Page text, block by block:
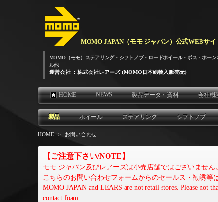
MOMO JAPAN（モモ ジャパン）公式WEBサイ
MOMO（モモ）ステアリング・シフトノブ・ロードホイール・ボス・ホー
ル他
運営会社 ：株式会社レアーズ (MOMO日本総輸入販売元)
HOME NEWS 製品データ・資料 会社概
製品 ホイール ステアリング シフトノブ
HOME > お問い合わせ
【ご注意下さい/NOTE】
モモ ジャパン及びレアーズは小売店舗ではございませ
こちらのお問い合わせフォームからのセールス・勧誘
MOMO JAPAN and LEARS are not retail stores. Please not
contact foam.